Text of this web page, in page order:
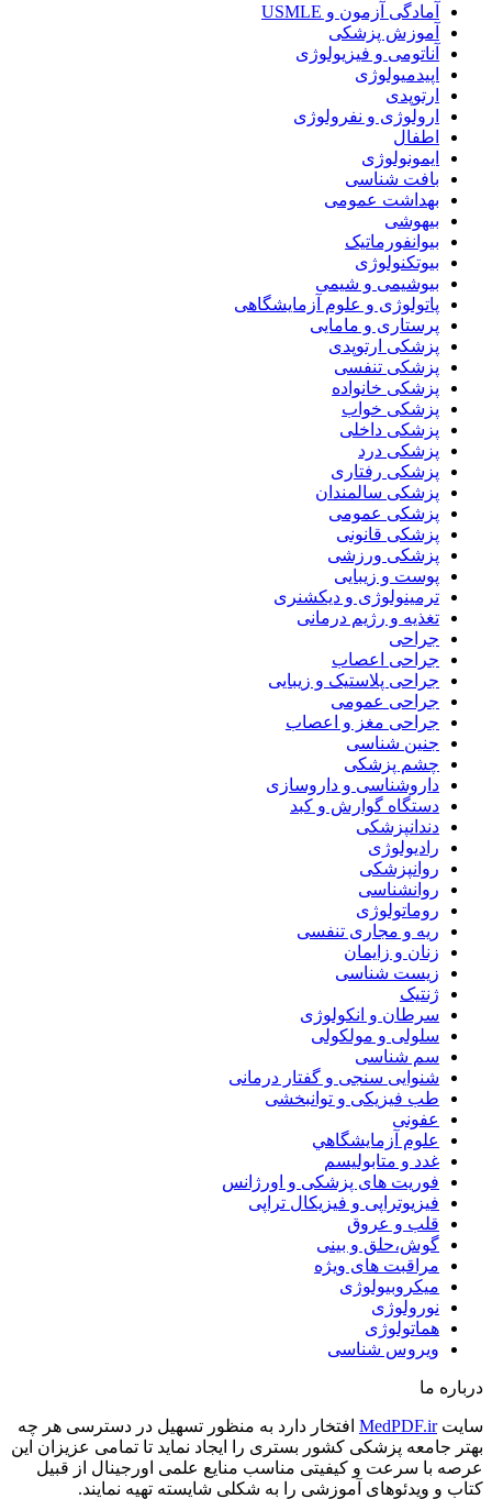
آمادگی آزمون و USMLE
آموزش پزشکی
آناتومی و فیزیولوژی
اپیدمیولوژی
ارتوپدی
ارولوژی و نفرولوژی
اطفال
ایمونولوژی
بافت شناسی
بهداشت عمومی
بیهوشی
بیوانفورماتیک
بیوتکنولوژی
بیوشیمی و شیمی
پاتولوژی و علوم آزمایشگاهی
پرستاری و مامایی
پزشکی ارتوپدی
پزشکی تنفسی
پزشکی خانواده
پزشکی خواب
پزشکی داخلی
پزشکی درد
پزشکی رفتاری
پزشکی سالمندان
پزشکی عمومی
پزشکی قانونی
پزشکی ورزشی
پوست و زیبایی
ترمینولوژی و دیکشنری
تغذیه و رژیم درمانی
جراحی
جراحی اعصاب
جراحی پلاستیک و زیبایی
جراحی عمومی
جراحی مغز و اعصاب
جنین شناسی
چشم پزشکی
داروشناسی و داروسازی
دستگاه گوارش و کبد
دندانپزشکی
رادیولوژی
روانپزشکی
روانشناسی
روماتولوژی
ریه و مجاری تنفسی
زنان و زایمان
زیست شناسی
ژنتیک
سرطان و انکولوژی
سلولی و مولکولی
سم شناسی
شنوایی سنجی و گفتار درمانی
طب فیزیکی و توانبخشی
عفونی
علوم آزمايشگاهي
غدد و متابولیسم
فوریت های پزشکی و اورژانس
فیزیوتراپی و فیزیکال تراپی
قلب و عروق
گوش،حلق و بینی
مراقبت های ویژه
میکروبیولوژی
نورولوژی
هماتولوژی
ویروس شناسی
درباره ما
سایتMedPDF.ir افتخار دارد به منظور تسهیل در دسترسی هر چه
بهتر جامعه پزشکی کشور بستری را ایجاد نماید تا تمامی عزیزان این
عرصه با سرعت و کیفیتی مناسب منایع علمی اورجینال از قبیل
کتاب و ویدئوهای آموزشی را به شکلی شایسته تهیه نمایند.